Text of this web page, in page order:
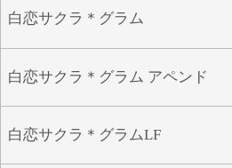
や
わ
白恋サクラ＊グラム
白恋サクラ＊グラム アペンド
白恋サクラ＊グラムLF